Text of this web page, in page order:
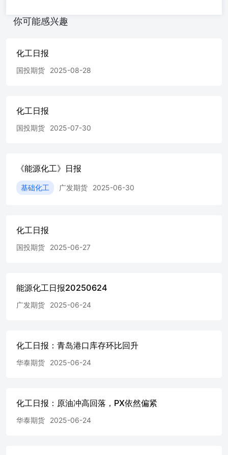
你可能感兴趣
化工日报
国投期货 2025-08-28
化工日报
国投期货 2025-07-30
《能源化工》日报
基础化工 广发期货 2025-06-30
化工日报
国投期货 2025-06-27
能源化工日报20250624
广发期货 2025-06-24
化工日报：青岛港口库存环比回升
华泰期货 2025-06-24
化工日报：原油冲高回落，PX依然偏紧
华泰期货 2025-06-24